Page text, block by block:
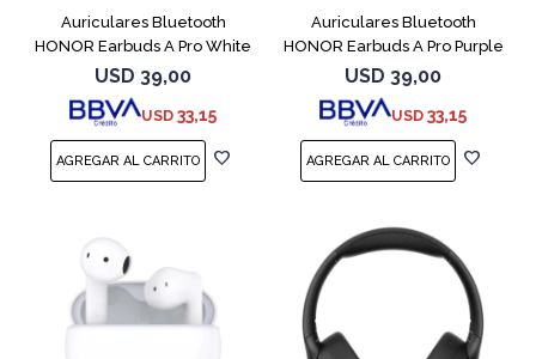
Auriculares Bluetooth
HONOR Earbuds A Pro White
USD 39,00
USD 33,15
Auriculares Bluetooth
HONOR Earbuds A Pro Purple
USD 39,00
USD 33,15